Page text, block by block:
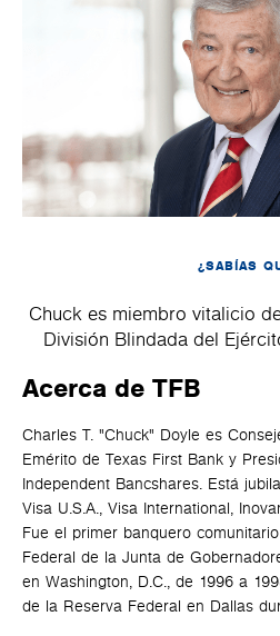
¿SABÍAS
Chuck es miembro vitalicio
División Blindada del
Acerca de TFB
Charles T. "Chuck" Doyle es
Emérito de Texas First Bank y
Independent Bancshares. Está
Visa U.S.A., Visa International,
Fue el primer banquero
Federal de la Junta de
en Washington, D.C., de 1996 a
de la Reserva Federal en Dallas